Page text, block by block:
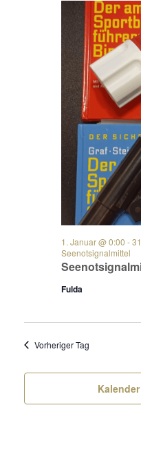
1. Januar @ 0:00 -
Seenotsignalmittel
Fulda
Vorheriger Tag